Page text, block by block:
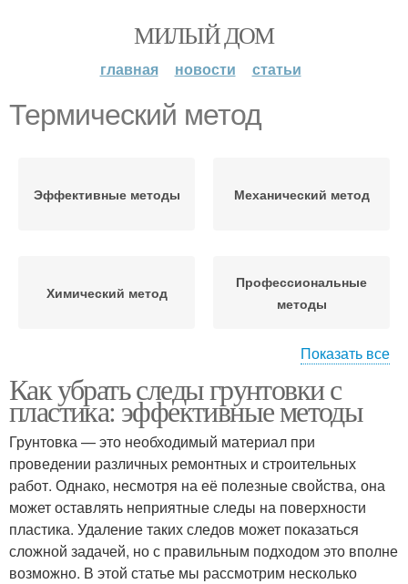
МИЛЫЙ ДОМ
главная новости статьи
Термический метод
Эффективные методы Механический метод
Химический метод
Профессиональные
методы
Народные методы
метод
Безопасные методы Механические методы
Альтернативные
Показать все
Как убрать следы грунтовки с
пластика: эффективные методы
Грунтовка — это необходимый материал при
проведении различных ремонтных и строительных
работ. Однако, несмотря на её полезные свойства, она
может оставлять неприятные следы на поверхности
пластика. Удаление таких следов может показаться
сложной задачей, но с правильным подходом это вполне
возможно. В этой статье мы рассмотрим несколько